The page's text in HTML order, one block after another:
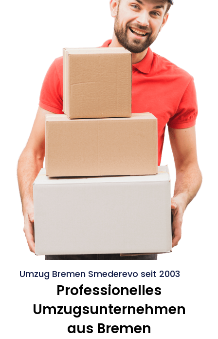
Umzug Bremen Smederevo seit 2003
Professionelles
Umzugsunternehmen
aus Bremen